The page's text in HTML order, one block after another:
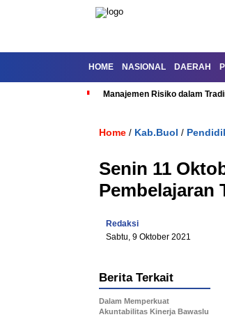
HOME NASIONAL DAERAH
Manajemen Risiko dalam
Home / Kab.Buol /
Senin 11
Pembelajaran
Redaksi
Sabtu, 9 Oktober 2021
Berita Terkait
Dalam Memperkuat
Akuntabilitas Kinerja Bawaslu